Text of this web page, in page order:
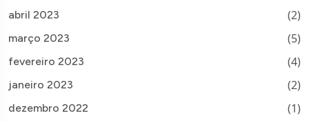
abril 2023 (2)
março 2023 (5)
fevereiro 2023 (4)
janeiro 2023 (2)
dezembro 2022 (1)